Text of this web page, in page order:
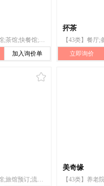
【43类】咖啡馆;茶馆;快餐馆;备办宴席服务;饭店;酒吧服务;拉面馆;自助餐馆;住所代理（旅馆、供膳寄宿处）;餐馆
加入询价单
抔茶
立即询价
【43类】快餐馆;旅馆预订;流动饮食供应;自助餐厅;自助餐馆;茶馆;餐厅;餐馆;饭店;烹饪设备出租
美奇缘